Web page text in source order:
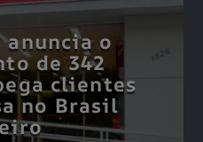
anuncia o
de 342
clientes
no Brasil